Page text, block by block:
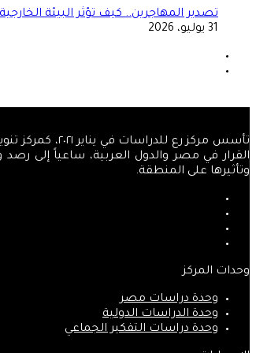
تصدير المهاجرين.. كيف تؤثر البيئة
31 يوليو، 2026
تأسس مركز رع
القرار في مصر والدول العربية، ساعياً إلى
وتأثيرها على المنطقة.
وحدات المركز
وحدة دراسات مصر
وحدة الدراسات الدولية
وحدة دراسات التفكير الجماعي